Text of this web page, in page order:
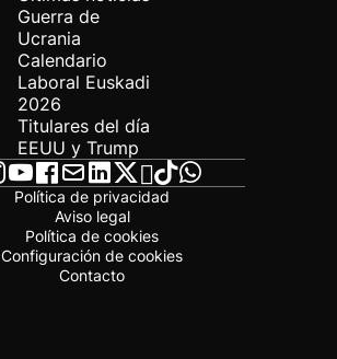
Guerra de
Ucrania
Calendario
Laboral Euskadi
2026
Titulares del día
EEUU y Trump
Política de privacidad
Aviso legal
Política de cookies
Configuración de cookies
Contacto